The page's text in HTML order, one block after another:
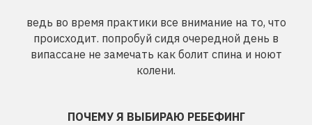
ведь во время практики все внимание на то, что
происходит. попробуй сидя очередной день в
випассане не замечать как болит спина и ноют
колени.
ПОЧЕМУ Я ВЫБИРАЮ РЕБЕФИНГ